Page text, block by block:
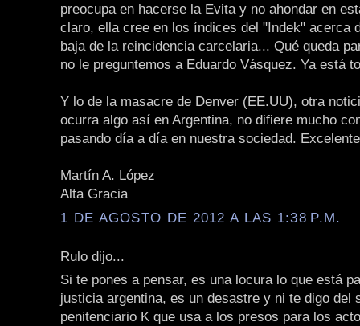
preocupa en hacerse la Evita y no ahondar en
claro, ella cree en los índices del "Indek" acerca
baja de la reincidencia carcelaria... Qué queda
no le preguntemos a Eduardo Vásquez. Ya está
Y lo de la masacre de Denver (EE.UU), otra
ocurra algo así en Argentina, no difiere mucho
pasando día a día en nuestra sociedad.
Martín A. López
Alta Gracia
1 DE AGOSTO DE 2012 A LAS 1:38 P.M.
Rulo dijo...
Si te pones a pensar, es una locura lo que está
justicia argentina, es un desastre y ni te digo del
penitenciario K que usa a los presos para los